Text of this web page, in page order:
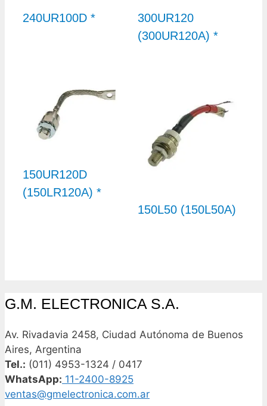
240UR100D *
300UR120
(300UR120A) *
150UR120D
(150LR120A) *
150L50 (150L50A)
G.M. ELECTRONICA S.A.
Av. Rivadavia 2458, Ciudad Autónoma de Buenos
Aires, Argentina
Tel.: (011) 4953-1324 / 0417
WhatsApp: 11-2400-8925
ventas@gmelectronica.com.ar